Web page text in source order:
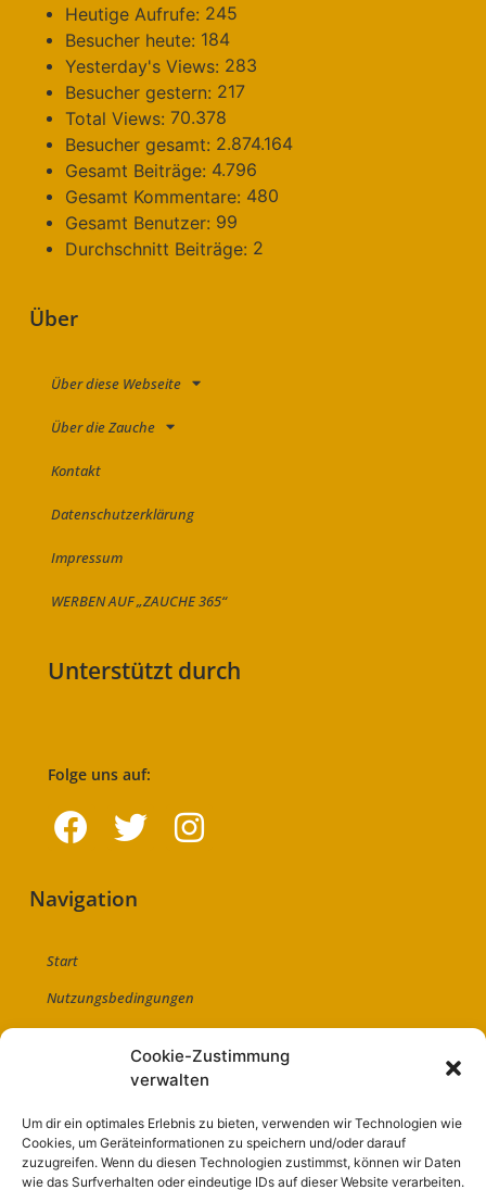
Cookie-Zustimmung
verwalten
Um dir ein optimales Erlebnis zu bieten, verwenden wir Technologien wie
Cookies, um Geräteinformationen zu speichern und/oder darauf
zuzugreifen. Wenn du diesen Technologien zustimmst, können wir Daten
wie das Surfverhalten oder eindeutige IDs auf dieser Website verarbeiten.
Heutige Aufrufe: 245
Besucher heute: 184
Yesterday's Views: 283
Besucher gestern: 217
Total Views: 70.378
Besucher gesamt: 2.874.164
Gesamt Beiträge: 4.796
Gesamt Kommentare: 480
Gesamt Benutzer: 99
Durchschnitt Beiträge: 2
Über
Über diese Webseite
Über die Zauche
Kontakt
Datenschutzerklärung
Impressum
WERBEN AUF „ZAUCHE 365“
Unterstützt durch
Folge uns auf:
Navigation
Start
Nutzungsbedingungen
Abo
Artikel einreichen
Kontakt
Impressum